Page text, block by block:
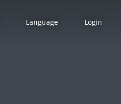
Language Login